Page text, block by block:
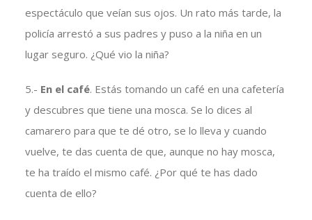
espectáculo que veían sus ojos. Un rato más tarde, la
policía arrestó a sus padres y puso a la niña en un
lugar seguro. ¿Qué vio la niña?
5.- En el café. Estás tomando un café en una cafetería
y descubres que tiene una mosca. Se lo dices al
camarero para que te dé otro, se lo lleva y cuando
vuelve, te das cuenta de que, aunque no hay mosca,
te ha traído el mismo café. ¿Por qué te has dado
cuenta de ello?